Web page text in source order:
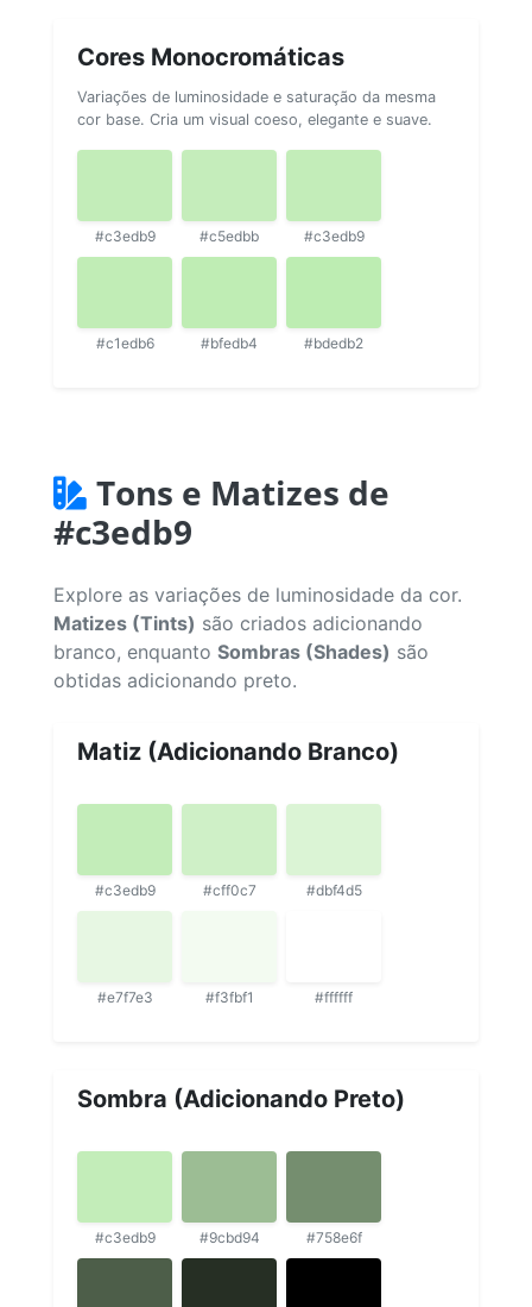
Cores Monocromáticas
Variações de luminosidade e saturação da mesma
cor base. Cria um visual coeso, elegante e suave.
#c3edb9 #c5edbb #c3edb9
#c1edb6 #bfedb4 #bdedb2
Tons e Matizes de
#c3edb9
Explore as variações de luminosidade da cor.
Matizes (Tints) são criados adicionando
branco, enquanto Sombras (Shades) são
obtidas adicionando preto.
Matiz (Adicionando Branco)
#c3edb9 #cff0c7 #dbf4d5
#e7f7e3 #f3fbf1 #ffffff
Sombra (Adicionando Preto)
#c3edb9 #9cbd94 #758e6f